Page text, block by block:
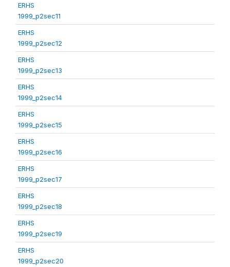
ERHS
1999_p2sec11
ERHS
1999_p2sec12
ERHS
1999_p2sec13
ERHS
1999_p2sec14
ERHS
1999_p2sec15
ERHS
1999_p2sec16
ERHS
1999_p2sec17
ERHS
1999_p2sec18
ERHS
1999_p2sec19
ERHS
1999_p2sec20